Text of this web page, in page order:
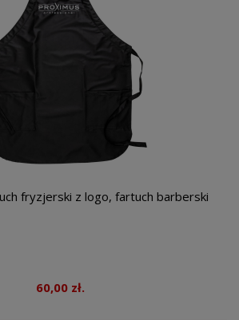
fryzjerski z logo, fartuch barberski
60,00 zł.